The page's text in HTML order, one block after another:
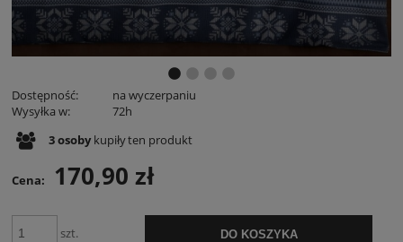
Dostępność:
na wyczerpaniu
Wysyłka w:
72h
3osoby kupiłyten produkt
Cena: 170,90 zł
szt. DO KOSZYKA